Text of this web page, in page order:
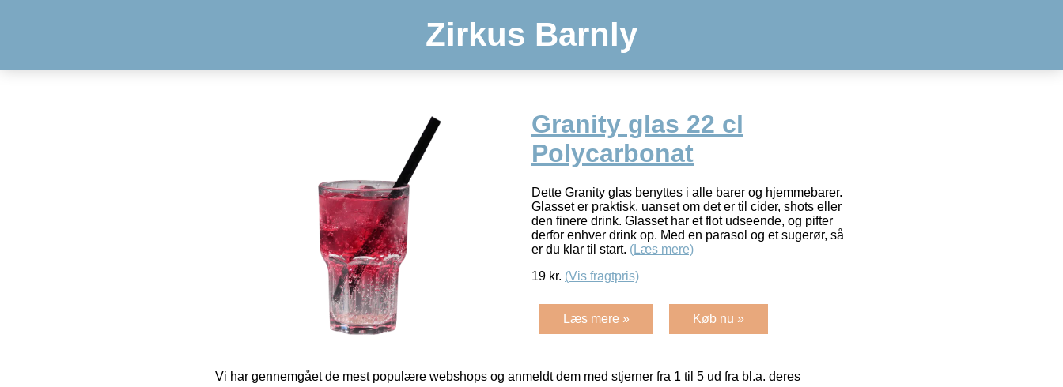
Zirkus Barnly
Granity glas 22 cl
Polycarbonat
Dette Granity glas benyttes i alle barer og hjemmebarer.
Glasset er praktisk, uanset om det er til cider, shots eller
den finere drink. Glasset har et flot udseende, og pifter
derfor enhver drink op. Med en parasol og et sugerør, så
er du klar til start. (Læs mere)
19 kr. (Vis fragtpris)
Læs mere » Køb nu »
Vi har gennemgået de mest populære webshops og anmeldt dem med stjerner fra 1 til 5 ud fra bl.a. deres